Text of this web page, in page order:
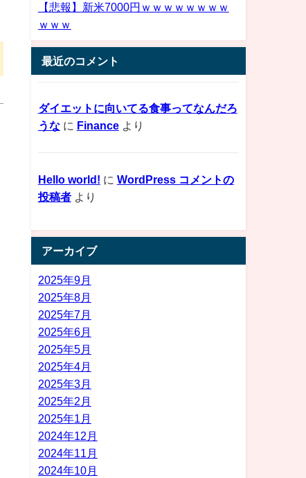
【悲報】新米7000円ｗｗｗｗｗｗｗｗ
ｗｗｗ
最近のコメント
ダイエットに向いてる食事ってなんだろ
うなに Financeより
Hello world! に WordPress コメントの
投稿者より
アーカイブ
2025年9月
2025年8月
2025年7月
2025年6月
2025年5月
2025年4月
2025年3月
2025年2月
2025年1月
2024年12月
2024年11月
2024年10月